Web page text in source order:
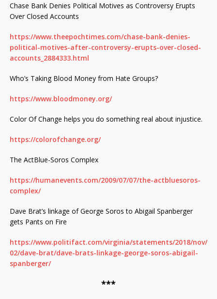
Chase Bank Denies Political Motives as Controversy Erupts
Over Closed Accounts
https://www.theepochtimes.com/chase-bank-denies-
political-motives-after-controversy-erupts-over-closed-
accounts_2884333.html
Who’s Taking Blood Money from Hate Groups?
https://www.bloodmoney.org/
Color Of Change helps you do something real about injustice.
https://colorofchange.org/
The ActBlue-Soros Complex
https://humanevents.com/2009/07/07/the-actbluesoros-
complex/
Dave Brat’s linkage of George Soros to Abigail Spanberger
gets Pants on Fire
https://www.politifact.com/virginia/statements/2018/nov/
02/dave-brat/dave-brats-linkage-george-soros-abigail-
spanberger/
***